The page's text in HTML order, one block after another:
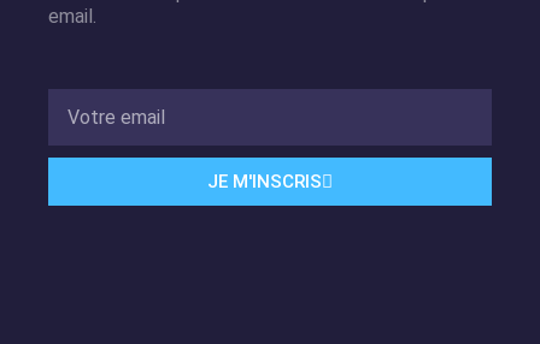
email.
JE M'INSCRIS